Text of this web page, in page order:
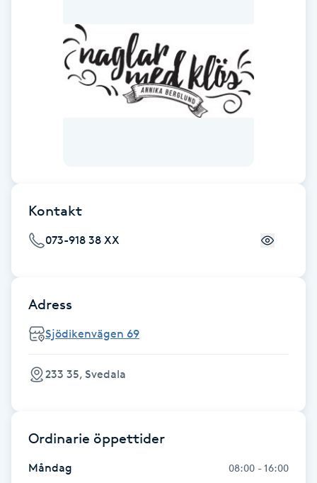
Fransförlängning
Fransförlängning Megavolym
Fransk manikyr
Fransrengöring
Frekvensterapi
Kontakt
073-918 38 XX
Adress
Sjödikenvägen 69
233 35, Svedala
Ordinarie öppettider
Måndag 08:00 - 16:00